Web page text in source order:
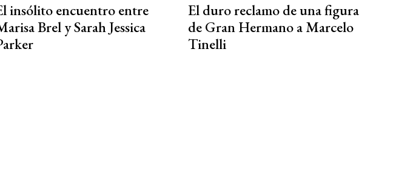
insólito encuentro entre
Brel y Sarah Jessica
El duro reclamo de una figura
de Gran Hermano a Marcelo
Tinelli